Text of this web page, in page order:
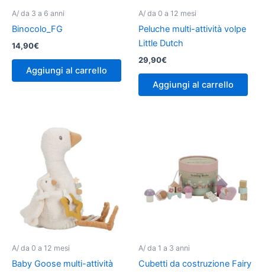
A/ da 3 a 6 anni
Binocolo_FG
14,90€
Aggiungi al carrello
A/ da 0 a 12 mesi
Peluche multi-attività volpe
Little Dutch
29,90€
Aggiungi al carrello
A/ da 0 a 12 mesi
Baby Goose multi-attività
A/ da 1 a 3 anni
Cubetti da costruzione Fairy